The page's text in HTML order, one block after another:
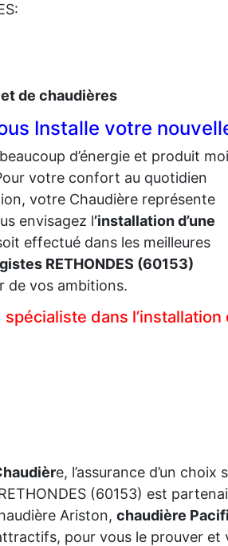
de chaudières
Installe votre
d’énergie et produit
votre confort au quotidien
votre Chaudière représente
envisagez l’installation d’une
effectué dans les meilleures
RETHONDES (60153)
de vos ambitions.
dans
e, l’assurance d’un
(60153) est
Ariston, chaudière
pour vous le prouver et